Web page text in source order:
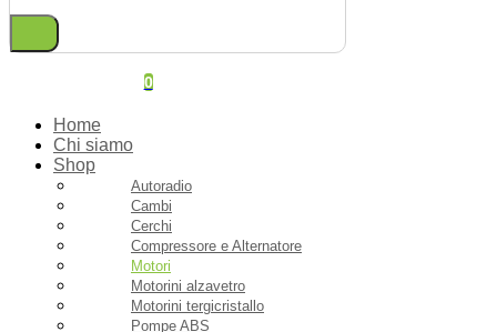
0
Home
Chi siamo
Shop
Autoradio
Cambi
Cerchi
Compressore e Alternatore
Motori
Motorini alzavetro
Motorini tergicristallo
Pompe ABS